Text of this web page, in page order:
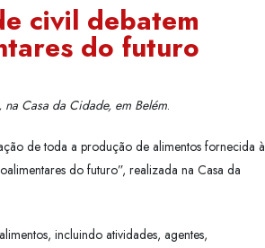
civil debatem
do futuro
Casa da Cidade, em Belém.
de toda a produção de alimentos fornecida à
do futuro”, realizada na Casa da
incluindo atividades, agentes,